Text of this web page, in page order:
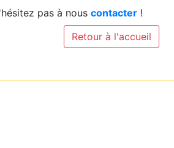
pas à nous contacter !
Retour à l'accueil